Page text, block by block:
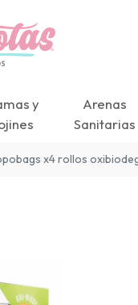
y
Arenas
Sanitarias
x4 rollos